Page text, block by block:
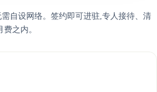
自设网络。签约即可进驻,专人接待、清
之内。